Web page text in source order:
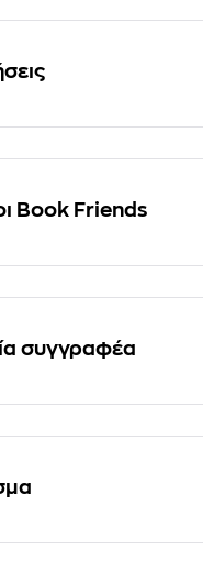
Book Friends
συγγραφέα